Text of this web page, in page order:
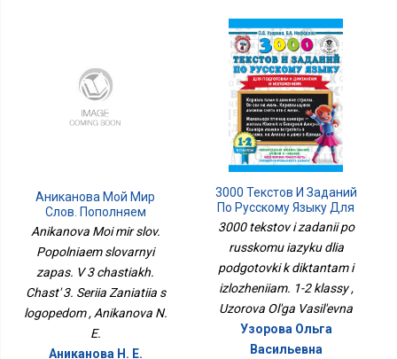
Аниканова Мой Мир
Слов. Пополняем
Словарный Запас. В 3
Занятия С Логопедом
Anikanova Moi mir slov.
Popolniaem slovarnyi
zapas. V 3 chastiakh.
Chast' 3. Seriia Zaniatiia s
logopedom , Anikanova N.
E.
Аниканова Н. Е.
3000 Текстов И Заданий
По Русскому Языку Для
Подготовки К
Изложениям. 1-2 Классы
3000 tekstov i zadanii po
russkomu iazyku dlia
podgotovki k diktantam i
izlozheniiam. 1-2 klassy ,
Uzorova Ol'ga Vasil'evna
Узорова Ольга
Васильевна